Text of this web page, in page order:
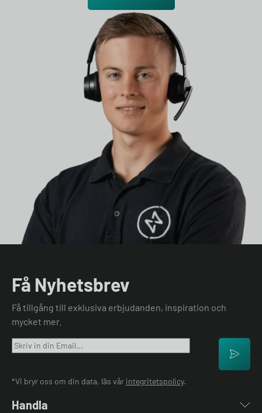
Få Nyhetsbrev
Få tillgång till exklusiva erbjudanden, inspiration och
mycket mer.
*Vi bryr oss om din data, läs vår integritetspolicy.
Handla